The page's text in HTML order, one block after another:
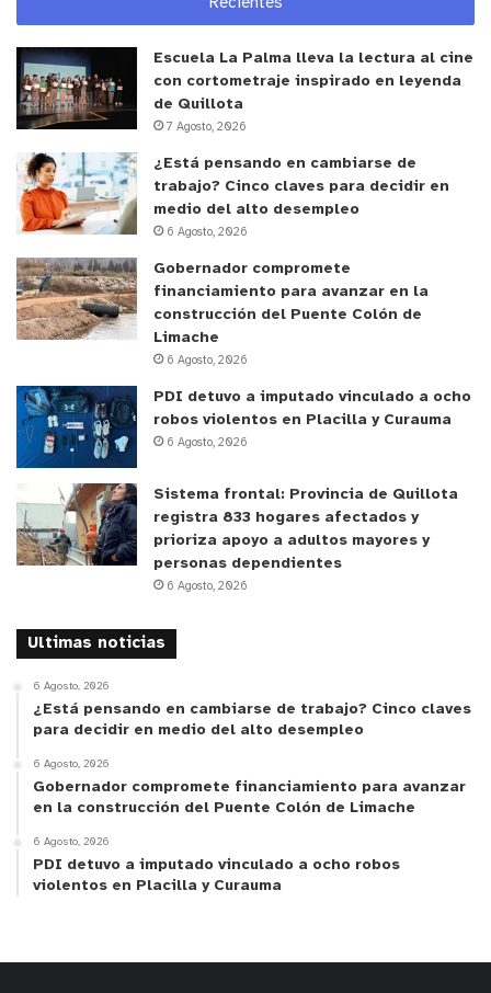
oportunidad para ampliar las posibilidades de
interacción con el público y los artistas.
“La reacción artística que esta situación global ha
generado, puede representar una gran posibilidad
interacción y su público, generando nuevos
lenguajes más adaptados a la contemporaneidad
que estamos viviendo hoy en día. Es un desafío que
lamentablemente pocos artistas aceptaron y
enfrentaron, pero como siempre ha pasado en la
historia, las vanguardias históricas surgen de
pocos artistas”.
“Instabili Vaganti” estará en Valparaíso
presentando “Lockdown Memory” este viernes 17
de junio, a las 19 horas, en la Sala UPLA. El valor de
la entrada fluctúa entre $2.000 y $3.500, y
además dictará un taller para artistas el sábado 18
de junio.
Escuela La Palma lleva la lectura al cine
con cortometraje inspirado en leyenda
de Quillota
7 Agosto, 2026
¿Está pensando en cambiarse de
trabajo? Cinco claves para decidir en
medio del alto desempleo
6 Agosto, 2026
Gobernador compromete
financiamiento para avanzar en la
construcción del Puente Colón de
Limache
6 Agosto, 2026
PDI detuvo a imputado vinculado a ocho
robos violentos en Placilla y Curauma
6 Agosto, 2026
Sistema frontal: Provincia de Quillota
registra 833 hogares afectados y
prioriza apoyo a adultos mayores y
personas dependientes
6 Agosto, 2026
Ultimas noticias
6 Agosto, 2026
¿Está pensando en cambiarse de trabajo? Cinco claves
para decidir en medio del alto desempleo
6 Agosto, 2026
Gobernador compromete financiamiento para avanzar
en la construcción del Puente Colón de Limache
6 Agosto, 2026
PDI detuvo a imputado vinculado a ocho robos
violentos en Placilla y Curauma